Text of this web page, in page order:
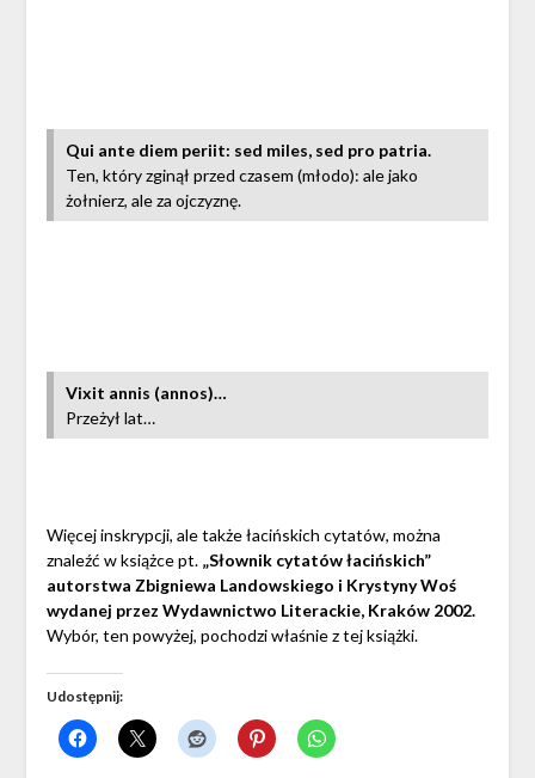
Qui ante diem periit: sed miles, sed pro patria.
Ten, który zginął przed czasem (młodo): ale jako
żołnierz, ale za ojczyznę.
Vixit annis (annos)…
Przeżył lat…
Więcej inskrypcji, ale także łacińskich cytatów, można
znaleźć w książce pt. „Słownik cytatów łacińskich”
autorstwa Zbigniewa Landowskiego i Krystyny Woś
wydanej przez Wydawnictwo Literackie, Kraków 2002.
Wybór, ten powyżej, pochodzi właśnie z tej książki.
Udostępnij: